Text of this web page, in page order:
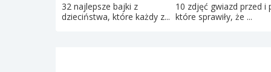
32 najlepsze bajki z
dzieciństwa, które każdy z...
10 zdjęć gwiazd przed i
które sprawiły, że ...